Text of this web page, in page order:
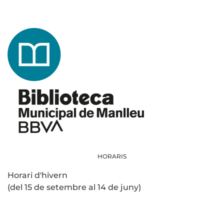
HORARIS
Horari d'hivern
(del 15 de setembre al 14 de juny)